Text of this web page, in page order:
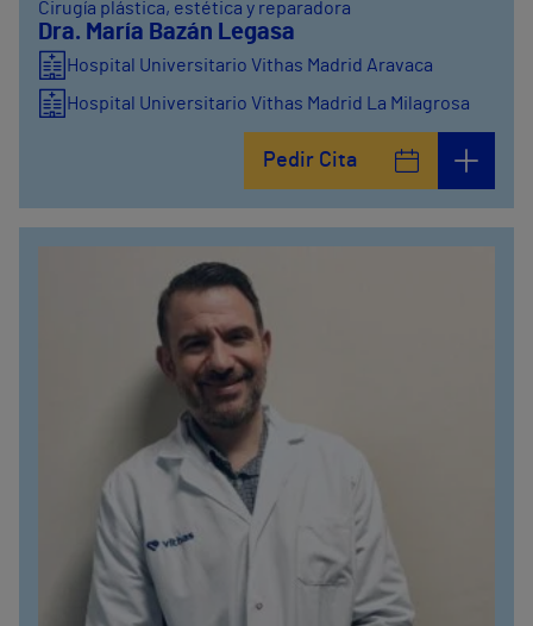
Cirugía plástica, estética y reparadora
Dra. María Bazán Legasa
Hospital Universitario Vithas Madrid Aravaca
Hospital Universitario Vithas Madrid La Milagrosa
Pedir Cita